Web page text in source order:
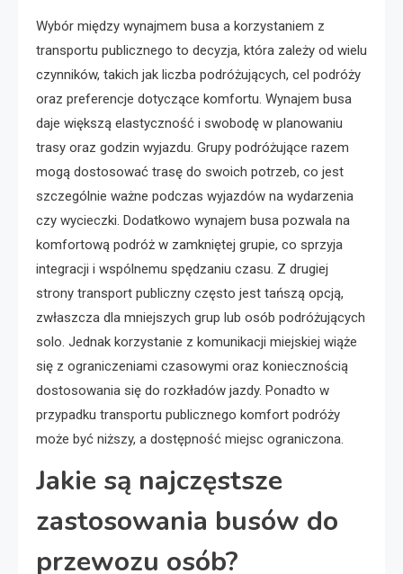
Wybór między wynajmem busa a korzystaniem z
transportu publicznego to decyzja, która zależy od wielu
czynników, takich jak liczba podróżujących, cel podróży
oraz preferencje dotyczące komfortu. Wynajem busa
daje większą elastyczność i swobodę w planowaniu
trasy oraz godzin wyjazdu. Grupy podróżujące razem
mogą dostosować trasę do swoich potrzeb, co jest
szczególnie ważne podczas wyjazdów na wydarzenia
czy wycieczki. Dodatkowo wynajem busa pozwala na
komfortową podróż w zamkniętej grupie, co sprzyja
integracji i wspólnemu spędzaniu czasu. Z drugiej
strony transport publiczny często jest tańszą opcją,
zwłaszcza dla mniejszych grup lub osób podróżujących
solo. Jednak korzystanie z komunikacji miejskiej wiąże
się z ograniczeniami czasowymi oraz koniecznością
dostosowania się do rozkładów jazdy. Ponadto w
przypadku transportu publicznego komfort podróży
może być niższy, a dostępność miejsc ograniczona.
Jakie są najczęstsze
zastosowania busów do
przewozu osób?